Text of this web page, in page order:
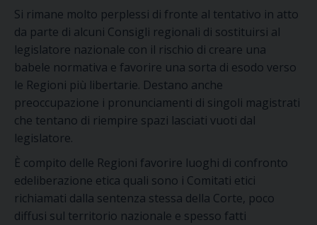
Si rimane molto perplessi di fronte al tentativo in atto
da parte di alcuni Consigli regionali di sostituirsi al
legislatore nazionale con il rischio di creare una
babele normativa e favorire una sorta di esodo verso
le Regioni più libertarie. Destano anche
preoccupazione i pronunciamenti di singoli magistrati
che tentano di riempire spazi lasciati vuoti dal
legislatore.
È compito delle Regioni favorire luoghi di confronto
edeliberazione etica quali sono i Comitati etici
richiamati dalla sentenza stessa della Corte, poco
diffusi sul territorio nazionale e spesso fatti